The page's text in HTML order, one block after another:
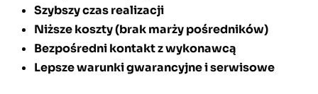
Szybszy czas realizacji
Niższe koszty (brak marży pośredników)
Bezpośredni kontakt z wykonawcą
Lepsze warunki gwarancyjne i serwisowe